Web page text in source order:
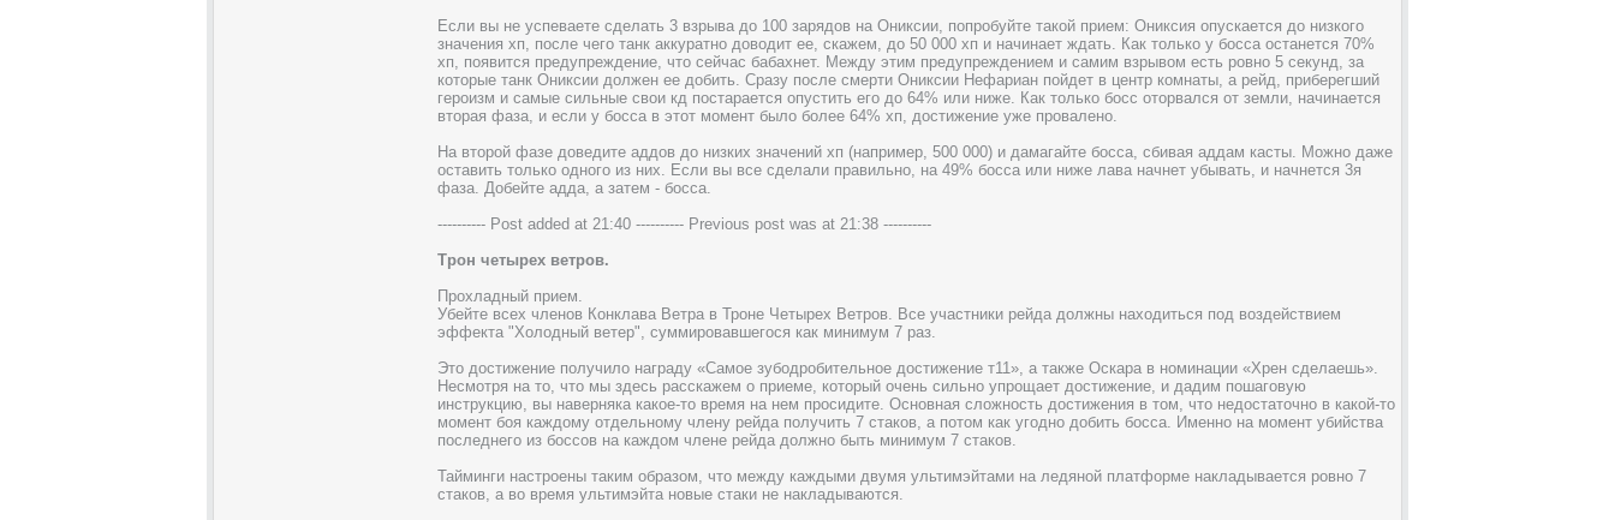
Если вы не успеваете сделать 3 взрыва до 100 зарядов на Ониксии, попробуйте такой прием: Ониксия опускается до низкого
значения хп, после чего танк аккуратно доводит ее, скажем, до 50 000 хп и начинает ждать. Как только у босса останется 70%
хп, появится предупреждение, что сейчас бабахнет. Между этим предупреждением и самим взрывом есть ровно 5 секунд, за
которые танк Ониксии должен ее добить. Сразу после смерти Ониксии Нефариан пойдет в центр комнаты, а рейд, приберегший
героизм и самые сильные свои кд постарается опустить его до 64% или ниже. Как только босс оторвался от земли, начинается
вторая фаза, и если у босса в этот момент было более 64% хп, достижение уже провалено.
На второй фазе доведите аддов до низких значений хп (например, 500 000) и дамагайте босса, сбивая аддам касты. Можно даже
оставить только одного из них. Если вы все сделали правильно, на 49% босса или ниже лава начнет убывать, и начнется 3я
фаза. Добейте адда, а затем - босса.
---------- Post added at 21:40 ---------- Previous post was at 21:38 ----------
Трон четырех ветров.
Прохладный прием.
Убейте всех членов Конклава Ветра в Троне Четырех Ветров. Все участники рейда должны находиться под воздействием
эффекта "Холодный ветер", суммировавшегося как минимум 7 раз.
Это достижение получило награду «Самое зубодробительное достижение т11», а также Оскара в номинации «Хрен сделаешь».
Несмотря на то, что мы здесь расскажем о приеме, который очень сильно упрощает достижение, и дадим пошаговую
инструкцию, вы наверняка какое-то время на нем просидите. Основная сложность достижения в том, что недостаточно в какой-то
момент боя каждому отдельному члену рейда получить 7 стаков, а потом как угодно добить босса. Именно на момент убийства
последнего из боссов на каждом члене рейда должно быть минимум 7 стаков.
Тайминги настроены таким образом, что между каждыми двумя ультимэйтами на ледяной платформе накладывается ровно 7
стаков, а во время ультимэйта новые стаки не накладываются.